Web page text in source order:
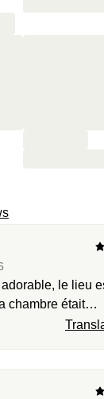
le lieu
chambre était
confortable. Le